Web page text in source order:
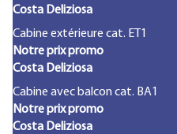
Costa Deliziosa
Cabine extérieure cat. ET1
Notre prix promo
Costa Deliziosa
Cabine avec balcon cat. BA1
Notre prix promo
Costa Deliziosa